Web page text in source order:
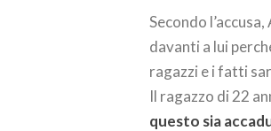
Secondo
davanti a lui
ragazzi e i fatti
Il ragazzo di 22
questo sia